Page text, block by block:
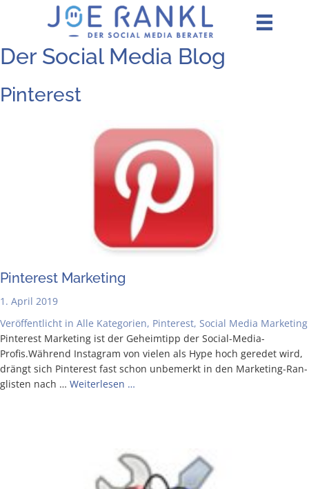
Der Social Media Blog
Pinterest
Pin­te­rest Marketing
1. April 2019
Veröffentlicht in Alle Kategorien, Pinterest, Social Media Marketing
Pin­te­rest Mar­ke­ting ist der Geheim­tipp der Social-Media-
Profis.Während Insta­gram von vie­len als Hype hoch gere­det wird,
drängt sich Pin­te­rest fast schon unbe­merkt in den Mar­ke­­ting-Ran­
g­­lis­­ten nach … Wei­ter­le­sen …